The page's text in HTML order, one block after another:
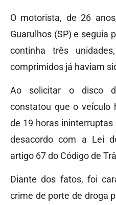
O motorista, de 26
Guarulhos (SP) e seguia
continha três
comprimidos já haviam
Ao solicitar o disco
constatou que o veículo
de 19 horas
desacordo com a Lei
artigo 67 do Código de
Diante dos fatos, foi
crime de porte de droga